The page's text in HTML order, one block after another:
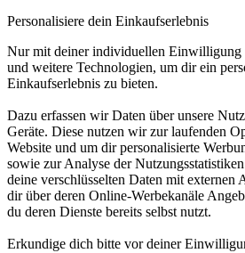
Personalisiere dein Einkaufserlebnis
Nur mit deiner individuellen Einwilligung
und weitere Technologien, um dir ein
Einkaufserlebnis zu bieten.
Dazu erfassen wir Daten über unsere
Geräte. Diese nutzen wir zur laufenden
Website und um dir personalisierte
sowie zur Analyse der
deine verschlüsselten Daten mit externen
dir über deren Online-Werbekanäle
du deren Dienste bereits selbst nutzt.
Erkundige dich bitte vor deiner